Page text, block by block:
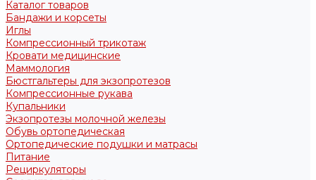
Каталог товаров
Бандажи и корсеты
Иглы
Компрессионный трикотаж
Кровати медицинские
Маммология
Бюстгальтеры для экзопротезов
Компрессионные рукава
Купальники
Экзопротезы молочной железы
Обувь ортопедическая
Ортопедические подушки и матрасы
Питание
Рециркуляторы